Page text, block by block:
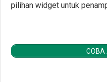
pilihan widget untuk
COBA